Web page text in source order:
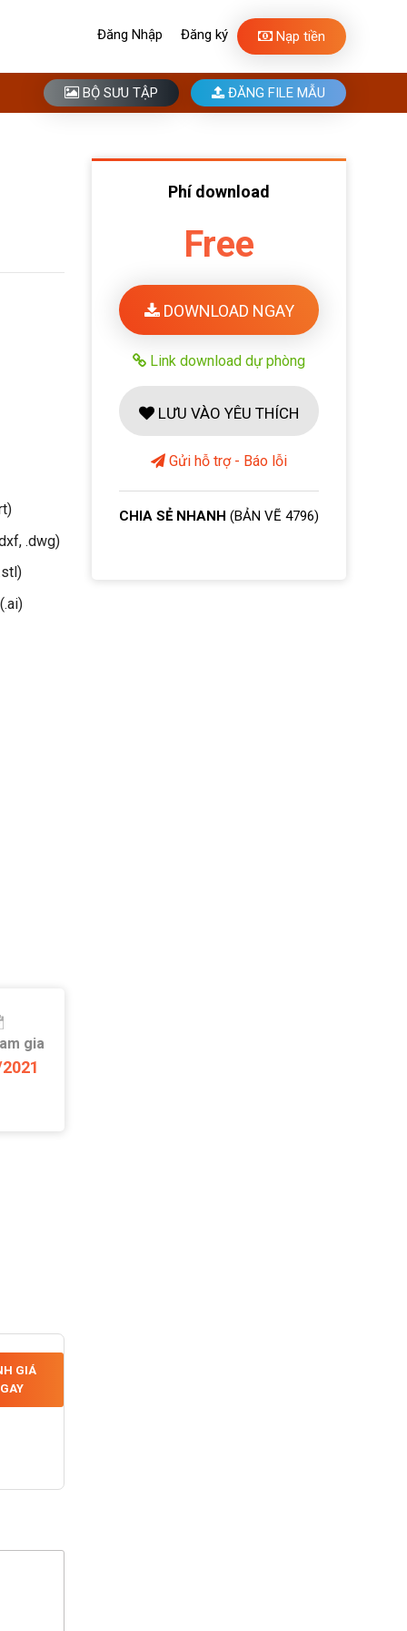
Đăng Nhập Đăng ký Nạp tiền
BỘ SƯU TẬP ĐĂNG FILE MẪU
.dwg)
gia
GIÁ
Phí download
Free
DOWNLOAD NGAY
Link download dự phòng
LƯU VÀO YÊU THÍCH
Gửi hỗ trợ - Báo lỗi
CHIA SẺ NHANH (BẢN VẼ 4796)